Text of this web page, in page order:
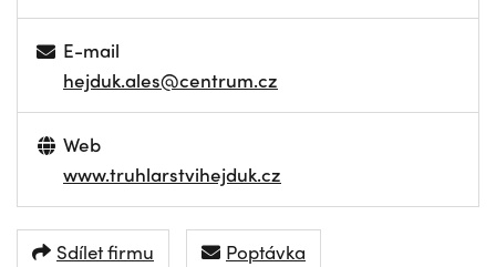
E-mail
hejduk.ales@centrum.cz
Web
www.truhlarstvihejduk.cz
Sdílet firmu Poptávka